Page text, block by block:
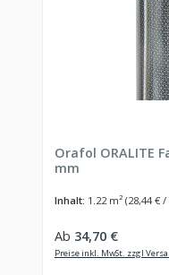
Orafol ORALITE
mm
Inhalt: 1.22 m² (28,44 € /
Regulärer Preis:
Ab 34,70 €
Preise inkl. MwSt. zzgl